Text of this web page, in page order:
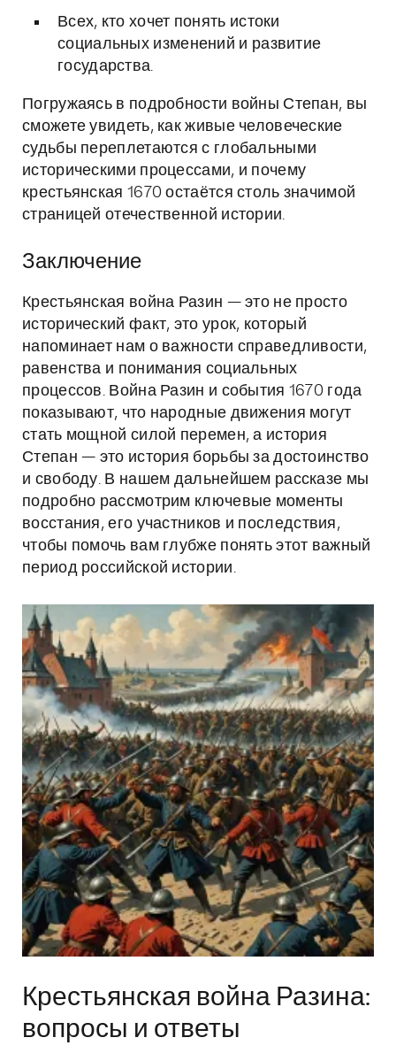
Всех, кто хочет понять истоки
социальных изменений и развитие
государства.
Погружаясь в подробности войны Степан, вы
сможете увидеть, как живые человеческие
судьбы переплетаются с глобальными
историческими процессами, и почему
крестьянская 1670 остаётся столь значимой
страницей отечественной истории.
Заключение
Крестьянская война Разин — это не просто
исторический факт, это урок, который
напоминает нам о важности справедливости,
равенства и понимания социальных
процессов. Война Разин и события 1670 года
показывают, что народные движения могут
стать мощной силой перемен, а история
Степан — это история борьбы за достоинство
и свободу. В нашем дальнейшем рассказе мы
подробно рассмотрим ключевые моменты
восстания, его участников и последствия,
чтобы помочь вам глубже понять этот важный
период российской истории.
Крестьянская война Разина:
вопросы и ответы